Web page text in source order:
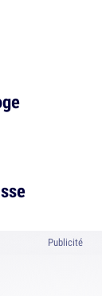
Publicité